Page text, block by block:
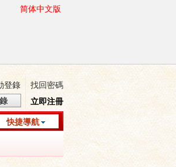
简体中文版
登錄
找回密碼
立即注冊
快捷導航